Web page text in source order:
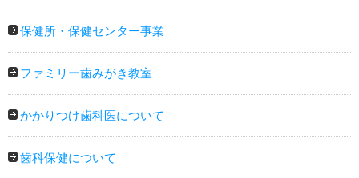
保健所・保健センター事業
ファミリー歯みがき教室
かかりつけ歯科医について
歯科保健について